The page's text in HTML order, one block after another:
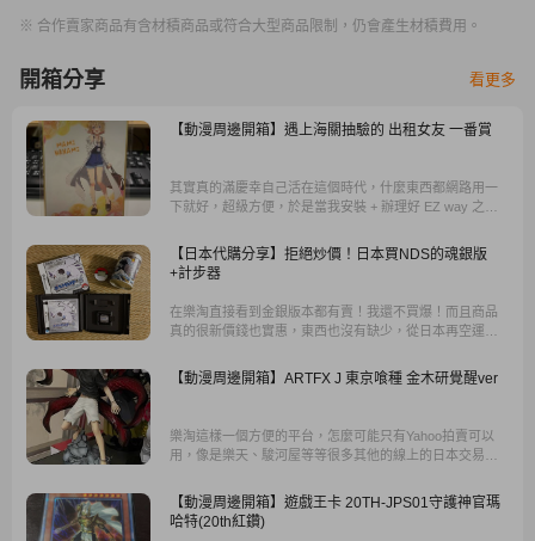
※ 合作賣家商品有含材積商品或符合大型商品限制，仍會產生材積費用。
開箱分享 看更多
【動漫周邊開箱】遇上海關抽驗的 出租女友 一番賞
其實真的滿慶幸自己活在這個時代，什麼東西都網路用一
下就好，超級方便，於是當我安裝 + 辦理好 EZ way 之後
理。
【日本代購分享】拒絕炒價！日本買NDS的魂銀版
+計步器
在樂淘直接看到金銀版本都有賣！我還不買爆！而且商品
真的很新價錢也實惠，東西也沒有缺少，從日本再空運運
【動漫周邊開箱】ARTFX J 東京喰種 金木研覺醒ver
樂淘這樣一個方便的平台，怎麼可能只有Yahoo拍賣可以
用，像是樂天、駿河屋等等很多其他的線上的日本交易平
來，然後在樂淘裡面做搜尋，基本上都可以進行代標代購
的服務。
【動漫周邊開箱】遊戲王卡 20TH-JPS01守護神官瑪
哈特(20th紅鑽)